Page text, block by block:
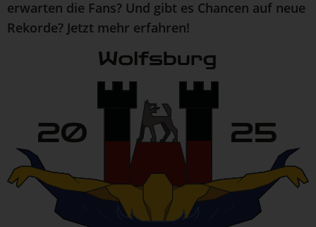
erwarten die Fans? Und gibt es Chancen auf neue
Rekorde? Jetzt mehr erfahren!